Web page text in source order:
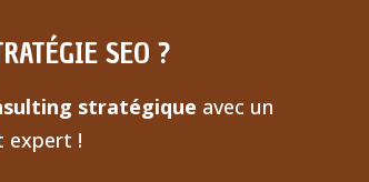
SEO ?
stratégique avec un
expert !